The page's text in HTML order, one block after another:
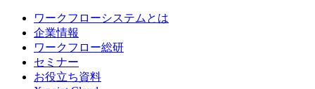
ワークフローシステムとは
企業情報
ワークフロー総研
セミナー
お役立ち資料